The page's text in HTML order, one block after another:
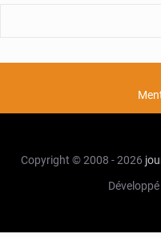
Copyright © 2008 - 2026